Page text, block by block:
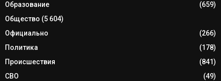
Образование
(659)
Общество (5 604)
Официально
(266)
Политика
(178)
Происшествия
(841)
СВО
(49)